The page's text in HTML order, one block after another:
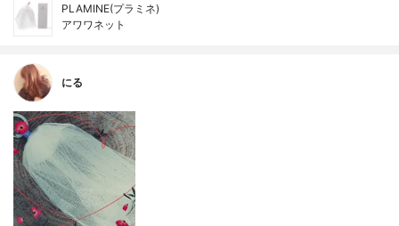
PLAMINE(プラミネ)
アワワネット
にる